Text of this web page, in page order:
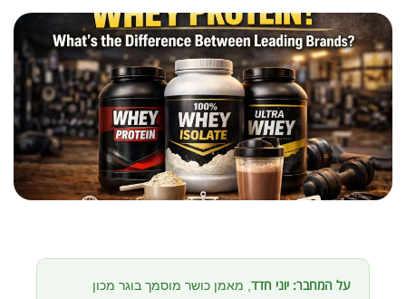
על המחבר: יוני חדד , מאמן כושר מוסמך בוגר מכון